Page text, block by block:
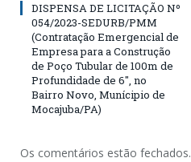
DISPENSA DE LICITAÇÃO Nº
054/2023-SEDURB/PMM
(Contratação Emergencial de
Empresa para a Construção
de Poço Tubular de 100m de
Profundidade de 6″, no
Bairro Novo, Munícipio de
Mocajuba/PA)
Os comentários estão fechados.